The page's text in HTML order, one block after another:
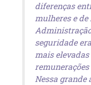
diferenças
mulheres e
seguridade
mais
Nessa grande